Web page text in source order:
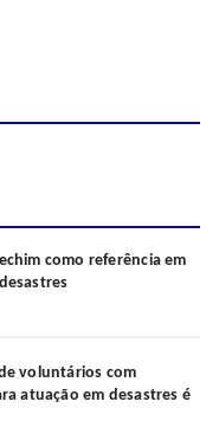
como referência em
voluntários com
atuação em desastres é